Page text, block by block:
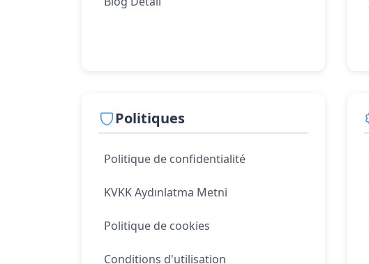
Politiques
Politique de confidentialité
KVKK Aydınlatma Metni
Politique de cookies
Conditions d'utilisation